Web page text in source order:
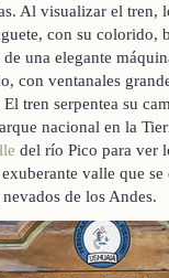
Al visualizar el tren,
con su colorido,
una elegante
con ventanales
tren serpentea su
nacional en la
del río Pico para ver
valle que
de los Andes.